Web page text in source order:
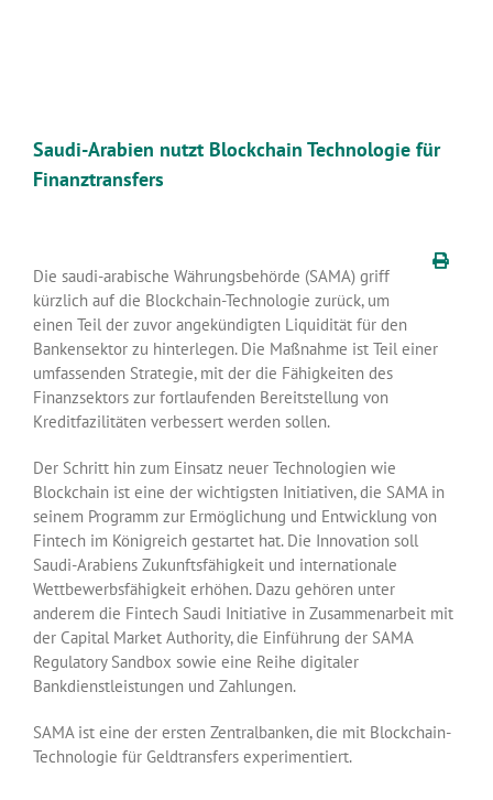
Saudi-Arabien nutzt Blockchain Technologie für
Finanztransfers
Die saudi-arabische Währungsbehörde (SAMA) griff
kürzlich auf die Blockchain-Technologie zurück, um
einen Teil der zuvor angekündigten Liquidität für den
Bankensektor zu hinterlegen. Die Maßnahme ist Teil einer
umfassenden Strategie, mit der die Fähigkeiten des
Finanzsektors zur fortlaufenden Bereitstellung von
Kreditfazilitäten verbessert werden sollen.
Der Schritt hin zum Einsatz neuer Technologien wie
Blockchain ist eine der wichtigsten Initiativen, die SAMA in
seinem Programm zur Ermöglichung und Entwicklung von
Fintech im Königreich gestartet hat. Die Innovation soll
Saudi-Arabiens Zukunftsfähigkeit und internationale
Wettbewerbsfähigkeit erhöhen. Dazu gehören unter
anderem die Fintech Saudi Initiative in Zusammenarbeit mit
der Capital Market Authority, die Einführung der SAMA
Regulatory Sandbox sowie eine Reihe digitaler
Bankdienstleistungen und Zahlungen.
SAMA ist eine der ersten Zentralbanken, die mit Blockchain-
Technologie für Geldtransfers experimentiert.